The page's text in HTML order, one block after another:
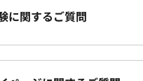
に関するご質問